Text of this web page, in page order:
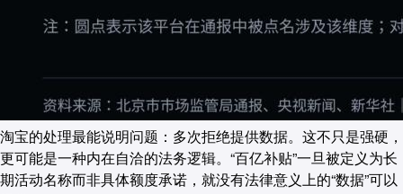
淘宝的处理最能说明问题： 多次拒绝提供数据。 这不只是强硬，
更可能是一种内在自洽的法务逻辑。“百亿补贴”一旦被定义为长
期活动名称而非具体额度承诺，就没有法律意义上的“数据”可以